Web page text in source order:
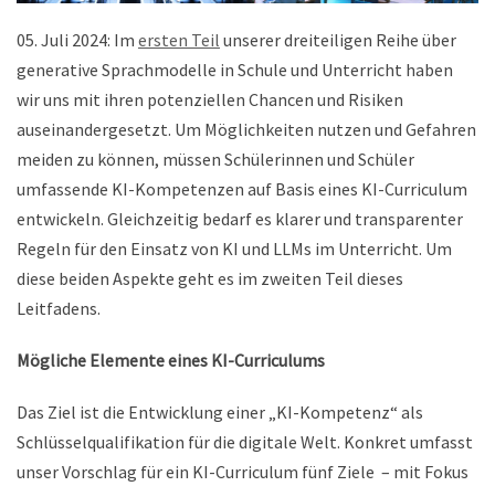
05. Juli 2024: Im ersten Teil unserer dreiteiligen Reihe über
generative Sprachmodelle in Schule und Unterricht haben
wir uns mit ihren potenziellen Chancen und Risiken
auseinandergesetzt. Um Möglichkeiten nutzen und Gefahren
meiden zu können, müssen Schülerinnen und Schüler
umfassende KI-Kompetenzen auf Basis eines KI-Curriculum
entwickeln. Gleichzeitig bedarf es klarer und transparenter
Regeln für den Einsatz von KI und LLMs im Unterricht. Um
diese beiden Aspekte geht es im zweiten Teil dieses
Leitfadens.
Mögliche Elemente eines KI-Curriculums
Das Ziel ist die Entwicklung einer „KI-Kompetenz“ als
Schlüsselqualifikation für die digitale Welt. Konkret umfasst
unser Vorschlag für ein KI-Curriculum fünf Ziele – mit Fokus